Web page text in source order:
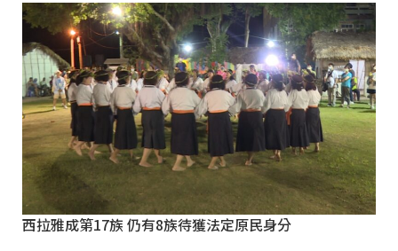
西拉雅成第17族 仍有8族待獲法定原民身分